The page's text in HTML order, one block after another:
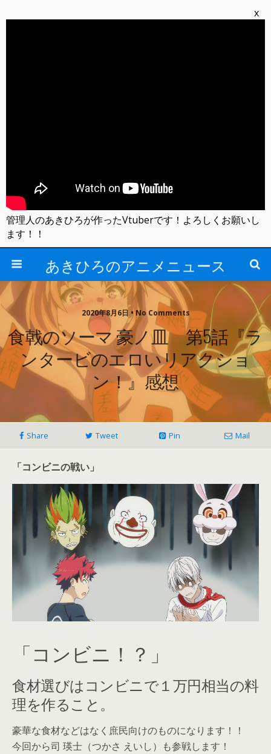
あきひろのアニメニュース
2020年8月6日 • No Comments
食戟のソーマ 豪ノ皿 第5話『ラ
ンタービのエロいリアクショ
ン！』感想
Share Tweet Pin Mail
「コンビニの戦い」
「コンビニ！？」
食材選びはコンビニで１万円相当の料
理を作ること。
豪華な食材などはなく庶民向けのものになります！！
今回から司 瑛士（つかさ えいし）も参戦します！
x
管理人のあきひろが作ったVtuberです！よろしくお願いし
ます！！